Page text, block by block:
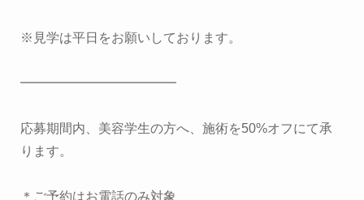
※見学は平日をお願いしております。
━━━━━━━━━━━━
応募期間内、美容学生の方へ、施術を50%オフにて承
ります。
＊ご予約はお電話のみ対象